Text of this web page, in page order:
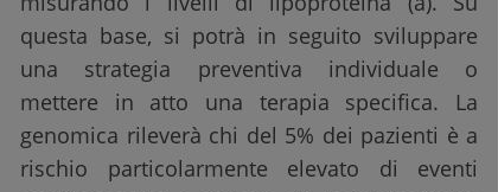
questa base, si potrà in seguito sviluppare
una strategia preventiva individuale o
mettere in atto una terapia specifica. La
genomica rileverà chi del 5% dei pazienti è a
rischio particolarmente elevato di eventi